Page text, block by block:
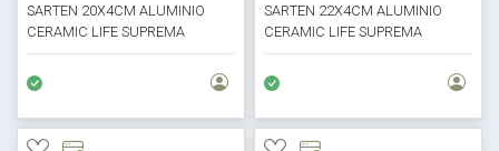
SARTEN 20X4CM ALUMINIO
CERAMIC LIFE SUPREMA
SARTEN 22X4CM ALUMINIO
CERAMIC LIFE SUPREMA